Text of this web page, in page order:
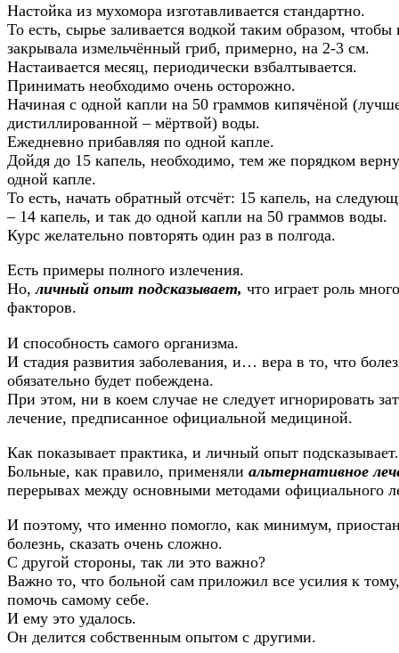
Настойка из мухомора изготавливается стандартно.
То есть, сырье заливается водкой таким образом, чтобы
закрывала измельчённый гриб, примерно, на 2-3 см.
Настаивается месяц, периодически взбалтывается.
Принимать необходимо очень осторожно.
Начиная с одной капли на 50 граммов кипячёной
дистиллированной – мёртвой) воды.
Ежедневно прибавляя по одной капле.
Дойдя до 15 капель, необходимо, тем же порядком
одной капле.
То есть, начать обратный отсчёт: 15 капель, на
– 14 капель, и так до одной капли на 50 граммов воды.
Курс желательно повторять один раз в полгода.
Есть примеры полного излечения.
Но,личный опыт подсказывает, что играет роль много
факторов.
И способность самого организма.
И стадия развития заболевания, и… вера в то, что
обязательно будет побеждена.
При этом, ни в коем случае не следует игнорировать
лечение, предписанное официальной медициной.
Как показывает практика, и личный опыт подсказывает.
Больные, как правило, применяли альтернативное
перерывах между основными методами официального
И поэтому, что именно помогло, как минимум,
болезнь, сказать очень сложно.
С другой стороны, так ли это важно?
Важно то, что больной сам приложил все усилия к
помочь самому себе.
И ему это удалось.
Он делится собственным опытом с другими.